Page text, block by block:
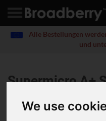
We use
Alle Bestellungen
und
Supermicro A+